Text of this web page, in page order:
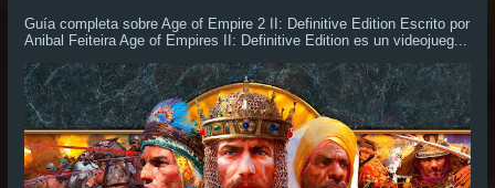
Guía completa sobre Age of Empire 2 II: Definitive Edition Escrito por
Anibal Feiteira Age of Empires II: Definitive Edition es un videojueg...